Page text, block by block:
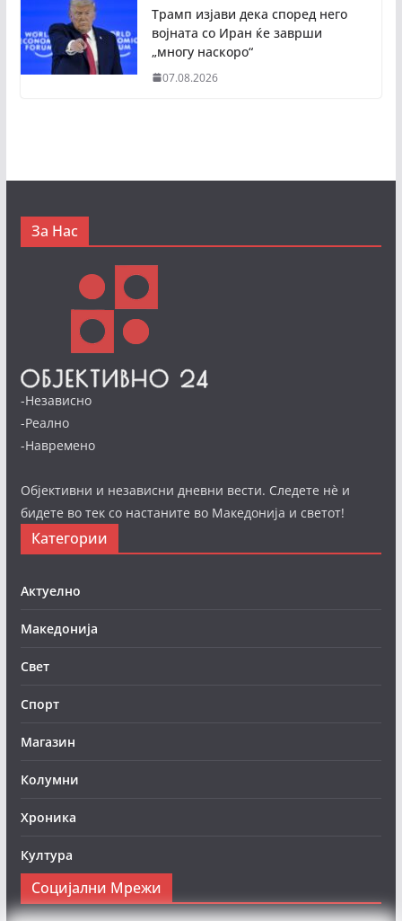
Трамп изјави дека според него
војната со Иран ќе заврши
„многу наскоро“
07.08.2026
За Нас
-Независно
-Реално
-Навремено
Објективни и независни дневни вести. Следете нè и
бидете во тек со настаните во Македонија и светот!
Категории
Актуелно
Македонија
Свет
Спорт
Магазин
Колумни
Хроника
Култура
Социјални Мрежи